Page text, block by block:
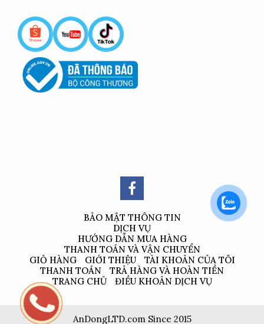
BẢO MẬT THÔNG TIN
DỊCH VỤ
HƯỚNG DẪN MUA HÀNG
THANH TOÁN VÀ VẬN CHUYỂN
GIỎ HÀNG
GIỚI THIỆU
TÀI KHOẢN CỦA TÔI
THANH TOÁN
TRẢ HÀNG VÀ HOÀN TIỀN
TRANG CHỦ
ĐIỀU KHOẢN DỊCH VỤ
AnDongLTD.com Since 2015